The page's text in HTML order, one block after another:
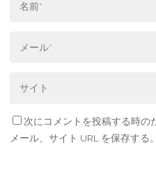
次にコメントを投稿する時の
メール、サイト URL を保存する。